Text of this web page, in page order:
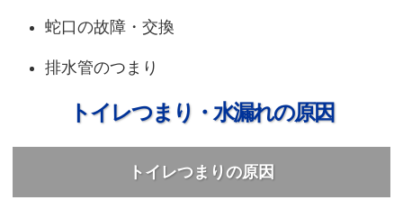
蛇口の故障・交換
排水管のつまり
トイレつまり・水漏れの原因
トイレつまりの原因